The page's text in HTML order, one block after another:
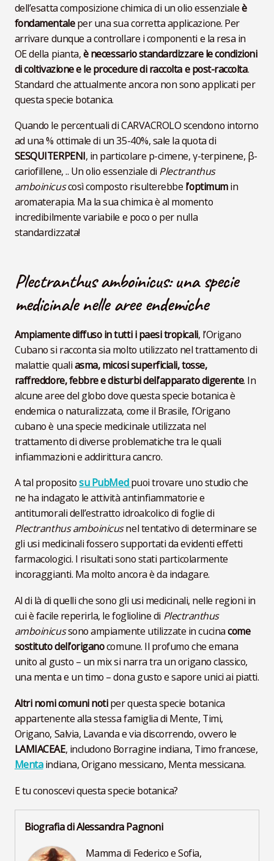
dell’esatta composizione chimica di un olio essenzialeè
fondamentaleper una sua corretta applicazione. Per
arrivare dunque a controllare i componenti e la resa in
OE della pianta,è necessario standardizzare le condizioni
di coltivazione e le procedure di raccolta e post-raccolta.
Standard che attualmente ancora non sono applicati per
questa specie botanica.
Quando le percentuali di CARVACROLO scendono intorno
ad una % ottimale di un 35-40%, sale la quota di
SESQUITERPENI, in particolare p-cimene, γ-terpinene, β-
cariofillene, .. Un olio essenziale di Plectranthus
amboinicuscosì composto risulterebbe l’optimumin
aromaterapia. Ma la sua chimica è al momento
incredibilmente variabile e poco o per nulla
standardizzata!
Plectranthus amboinicus: una specie
medicinale nelle aree endemiche
Ampiamente diffuso in tutti i paesi tropicali, l’Origano
Cubano si racconta sia molto utilizzato nel trattamento di
malattie qualiasma, micosi superficiali, tosse,
raffreddore, febbre e disturbi dell’apparato digerente. In
alcune aree del globo dove questa specie botanica è
endemica o naturalizzata, come il Brasile, l’Origano
cubano è una specie medicinale utilizzata nel
trattamento di diverse problematiche tra le quali
infiammazioni e addirittura cancro.
A tal propositosu PubMedpuoi trovare uno studio che
ne ha indagato le attività antinfiammatorie e
antitumorali dell’estratto idroalcolico di foglie di
Plectranthus amboinicusnel tentativo di determinare se
gli usi medicinali fossero supportati da evidenti effetti
farmacologici. I risultati sono stati particolarmente
incoraggianti. Ma molto ancora è da indagare.
Al di là di quelli che sono gli usi medicinali, nelle regioni in
cui è facile reperirla, le foglioline di Plectranthus
amboinicussono ampiamente utilizzate in cucinacome
sostituto dell’origanocomune. Il profumo che emana
unito al gusto – un mix si narra tra un origano classico,
una menta e un timo – dona gusto e sapore unici ai piatti.
Altri nomi comuni notiper questa specie botanica
appartenente alla stessa famiglia di Mente, Timi,
Origano, Salvia, Lavanda e via discorrendo, ovvero le
LAMIACEAE, includono Borragine indiana, Timo francese,
Mentaindiana, Origano messicano, Menta messicana.
E tu conoscevi questa specie botanica?
Biografia di Alessandra Pagnoni
Mamma di Federico e Sofia,